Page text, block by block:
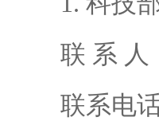
联 系 人
联系电话